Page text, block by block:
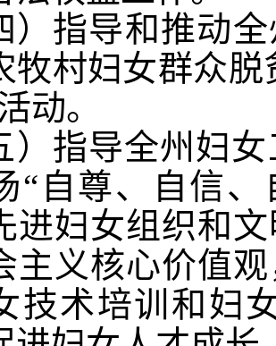
）指导和推动
牧村妇女群众
动。
）指导全州妇
“自尊、自信
进妇女组织和
主义核心价值
技术培训和妇